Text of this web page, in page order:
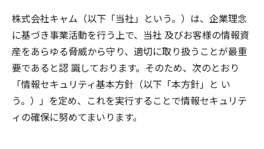
株式会社キャム（以下「当社」という。）は、企業理念
に基づき事業活動を行う上で、当社 及びお客様の情報資
産をあらゆる脅威から守り、適切に取り扱うことが最重
要であると認 識しております。そのため、次のとおり
「情報セキュリティ基本方針（以下「本方針」と い
う。）」を定め、これを実行することで情報セキュリテ
ィの確保に努めてまいります。